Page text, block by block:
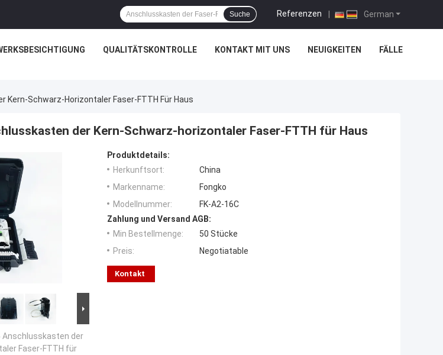
German
Referenzen |
Suche
QUALITÄTSKONTROLLE KONTAKT MIT UNS NEUIGKEITEN FÄLLE
Kern-Schwarz-Horizontaler Faser-FTTH Für Haus
der Kern-Schwarz-horizontaler Faser-FTTH für Haus
Anschlusskasten der
Faser-FTTH für
Produktdetails:
Herkunftsort:
China
Markenname:
Fongko
Modellnummer:
FK-A2-16C
Zahlung und Versand AGB:
Min Bestellmenge:
50 Stücke
Preis:
Negotiatable
Kontakt